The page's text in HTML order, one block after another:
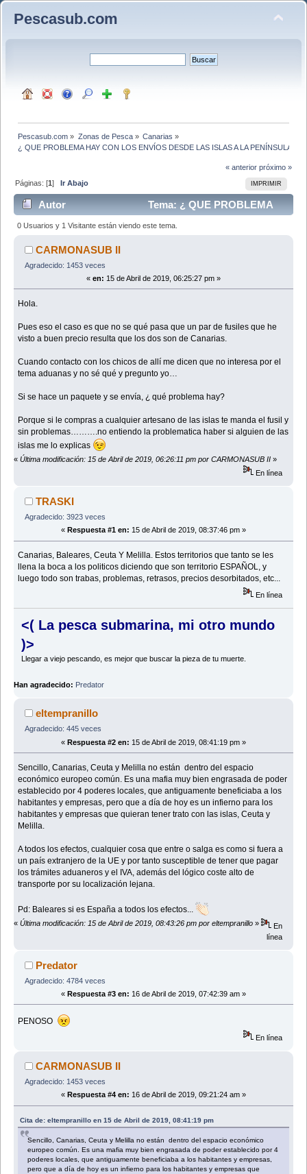
Pescasub.com
Pescasub.com » Zonas de Pesca» Canarias »
¿ QUE PROBLEMA HAY CON LOS ENVÍOS DESDE LAS ISLAS A LA PENÍNSULA?
« anterior próximo »
IMPRIMIR
Páginas: [1]Ir Abajo
Autor
Tema: ¿ QUE PROBLEMA
HAY CON LOS ENVÍOS DESDE LAS ISLAS A LA
PENÍNSULA? (Leído 11462 veces)
0 Usuarios y 1 Visitante están viendo este tema.
CARMONASUB II
Agradecido: 1453 veces
« en: 15 de Abril de 2019, 06:25:27 pm »
Hola.
Pues eso el caso es que no se qué pasa que un par de fusiles que he
visto a buen precio resulta que los dos son de Canarias.
Cuando contacto con los chicos de allí me dicen que no interesa por el
tema aduanas y no sé qué y pregunto yo…
Si se hace un paquete y se envía, ¿ qué problema hay?
Porque si le compras a cualquier artesano de las islas te manda el fusil y
sin problemas……….no entiendo la problematica haber si alguien de las
islas me lo explicas
« Última modificación: 15 de Abril de 2019, 06:26:11 pm por CARMONASUB II »
En línea
TRASKI
Agradecido: 3923 veces
« Respuesta #1 en: 15 de Abril de 2019, 08:37:46 pm »
Canarias, Baleares, Ceuta Y Melilla. Estos territorios que tanto se les
llena la boca a los politicos diciendo que son territorio ESPAÑOL, y
luego todo son trabas, problemas, retrasos, precios desorbitados, etc...
En línea
<( La pesca submarina, mi otro mundo
)>
Llegar a viejo pescando, es mejor que buscar la pieza de tu muerte.
Han agradecido: Predator
eltempranillo
Agradecido: 445 veces
« Respuesta #2 en: 15 de Abril de 2019, 08:41:19 pm »
Sencillo, Canarias, Ceuta y Melilla no están dentro del espacio
económico europeo común. Es una mafia muy bien engrasada de poder
establecido por 4 poderes locales, que antiguamente beneficiaba a los
habitantes y empresas, pero que a día de hoy es un infierno para los
habitantes y empresas que quieran tener trato con las islas, Ceuta y
Melilla.
A todos los efectos, cualquier cosa que entre o salga es como si fuera a
un país extranjero de la UE y por tanto susceptible de tener que pagar
los trámites aduaneros y el IVA, además del lógico coste alto de
transporte por su localización lejana.
Pd: Baleares si es España a todos los efectos...
« Última modificación: 15 de Abril de 2019, 08:43:26 pm por eltempranillo »
En
línea
Predator
Agradecido: 4784 veces
« Respuesta #3 en: 16 de Abril de 2019, 07:42:39 am »
PENOSO
En línea
CARMONASUB II
Agradecido: 1453 veces
« Respuesta #4 en: 16 de Abril de 2019, 09:21:24 am »
Cita de: eltempranillo en 15 de Abril de 2019, 08:41:19 pm
Sencillo, Canarias, Ceuta y Melilla no están dentro del espacio económico
europeo común. Es una mafia muy bien engrasada de poder establecido por 4
poderes locales, que antiguamente beneficiaba a los habitantes y empresas,
pero que a día de hoy es un infierno para los habitantes y empresas que